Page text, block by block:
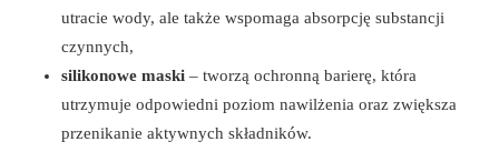
utracie wody, ale także wspomaga absorpcję substancji
czynnych,
silikonowe maski – tworzą ochronną barierę, która
utrzymuje odpowiedni poziom nawilżenia oraz zwiększa
przenikanie aktywnych składników.